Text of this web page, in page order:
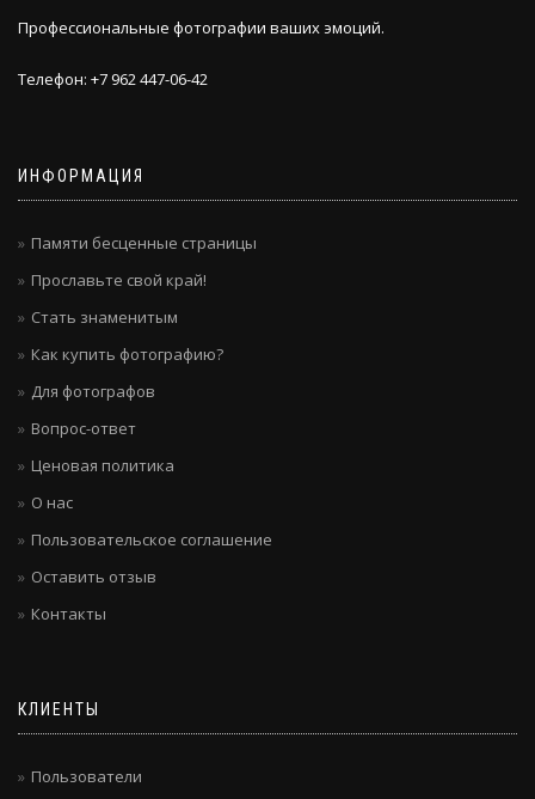
Профессиональные фотографии ваших эмоций.
Телефон: +7 962 447-06-42
ИНФОРМАЦИЯ
Памяти бесценные страницы
Прославьте свой край!
Стать знаменитым
Как купить фотографию?
Для фотографов
Вопрос-ответ
Ценовая политика
О нас
Пользовательское соглашение
Оставить отзыв
Контакты
КЛИЕНТЫ
Пользователи